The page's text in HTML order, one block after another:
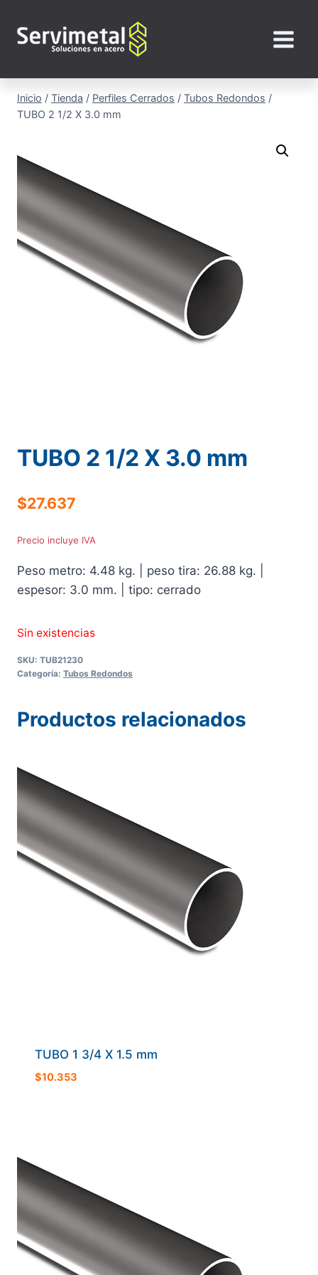
contenido
Inicio / Tienda / Perfiles Cerrados / Tubos Redondos /
TUBO 2 1/2 X 3.0 mm
TUBO 2 1/2 X 3.0 mm
$27.637
Precio incluye IVA
Peso metro: 4.48 kg. | peso tira: 26.88 kg. |
espesor: 3.0 mm. | tipo: cerrado
Sin existencias
SKU: TUB21230
Categoría: Tubos Redondos
Productos relacionados
TUBO 1 3/4 X 1.5 mm
$10.353